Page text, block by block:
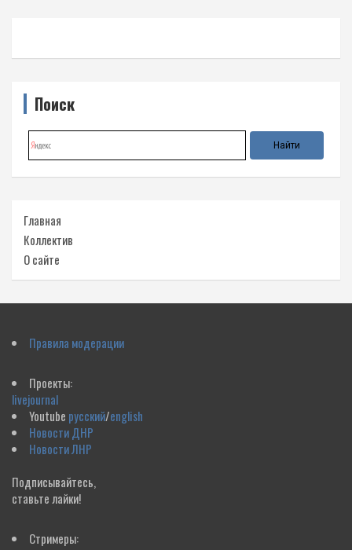
Поиск
Главная
Коллектив
О сайте
Правила модерации
Проекты:
livejournal
Youtube русский/english
Новости ДНР
Новости ЛНР
Подписывайтесь,
ставьте лайки!
Стримеры: